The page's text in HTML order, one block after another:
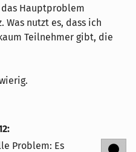
Hauptproblem
Was nutzt es, dass ich
Teilnehmer gibt, die
:
Problem: Es